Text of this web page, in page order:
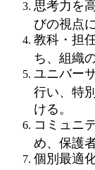
思考力を
びの視点
教科・担
ち、組織
ユニバー
行い、特
ける。
コミュニ
め、保護
個別最適